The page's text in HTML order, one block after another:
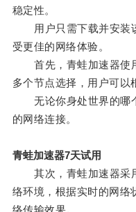
稳定性。
用户只需下载并安装
受更佳的网络体验。
首先，青蛙加速器使
多个节点选择，用户可以
无论你身处世界的哪
的网络连接。
青蛙加速器7天试用
其次，青蛙加速器采
络环境，根据实时的网络